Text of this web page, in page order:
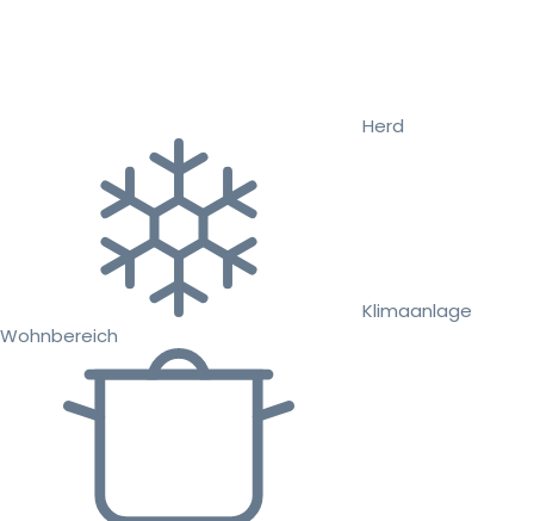
Herd
Klimaanlage
Wohnbereich